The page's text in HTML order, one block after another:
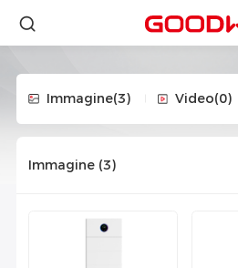
Immagine(3) Video(0)
Immagine (3)